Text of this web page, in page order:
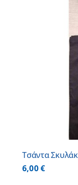
Τσάντα
6,00€